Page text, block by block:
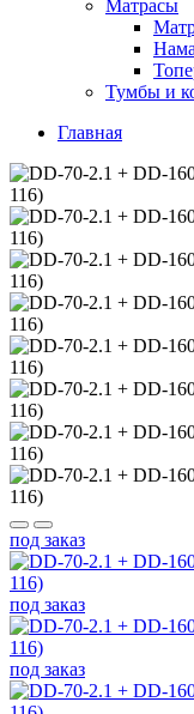
Матрасы
Тумбы и
Главная
под заказ
под заказ
под заказ